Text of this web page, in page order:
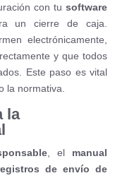
con tusoftware
un cierre de caja.
electrónicamente,
y que todos
Este paso es vital
la normativa.
la
, el manual
de envío de